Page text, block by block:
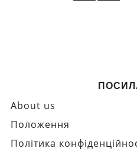
About us
Положення
Політика